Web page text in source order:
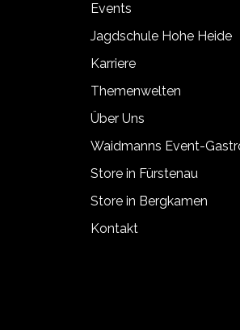
Events
Jagdschule Hohe Heide
Karriere
Themenwelten
Über Uns
Waidmanns Event-
Store in Fürstenau
Store in Bergkamen
Kontakt